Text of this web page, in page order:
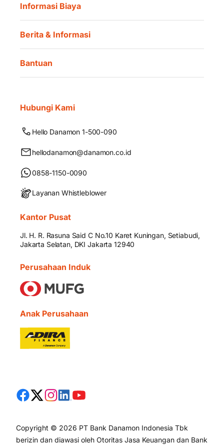
Informasi Biaya
Berita & Informasi
Bantuan
Hubungi Kami
Hello Danamon 1-500-090
hellodanamon@danamon.co.id
0858-1150-0090
Layanan Whistleblower
Kantor Pusat
Jl. H. R. Rasuna Said C No.10 Karet Kuningan, Setiabudi,
Jakarta Selatan, DKI Jakarta 12940
Perusahaan Induk
Anak Perusahaan
Copyright © 2026 PT Bank Danamon Indonesia Tbk
berizin dan diawasi oleh Otoritas Jasa Keuangan dan Bank